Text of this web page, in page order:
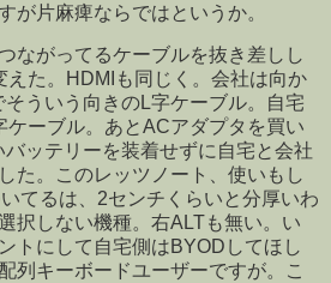
が片麻痺ならではというか。
ながってるケーブルを抜き差しし
えた。HDMIも同じく。会社は向か
ういう向きのL字ケーブル。自宅
ケーブル。あとACアダプタを買い
ッテリーを装着せずに自宅と会社
た。このレッツノート、使いもし
てるは、2センチくらいと分厚いわ
択しない機種。右ALTも無い。い
トにして自宅側はBYODしてほし
キーボードユーザーですが。こ